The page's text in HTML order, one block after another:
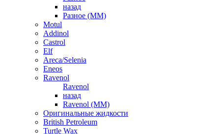
назад
Разное (ММ)
Motul
Addinol
Castrol
Elf
Areca/Selenia
Eneos
Ravenol
Ravenol
назад
Ravenol (ММ)
Оригинальные жидкости
British Petroleum
Turtle Wax